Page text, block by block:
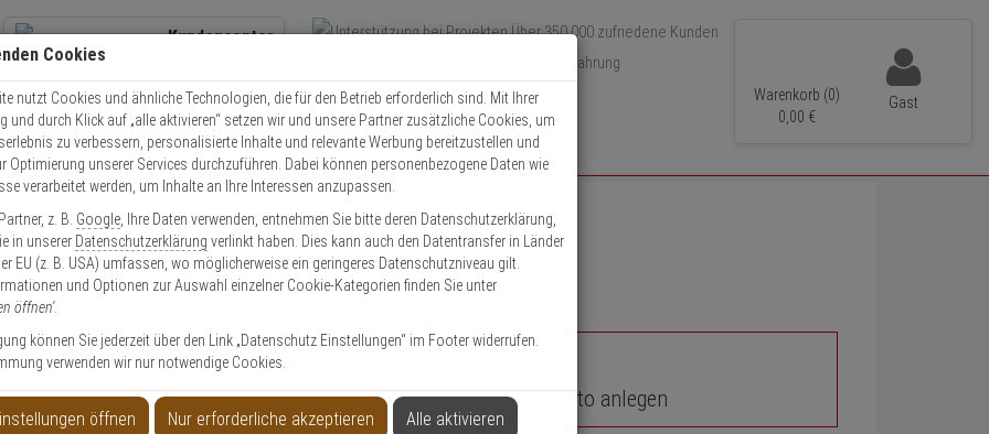
Kundencenter
Kontaktservice nutzen
Mo. - Do.: 8:00 - 16:30 Fr. 8:00 - 14:00 Uhr
Über 350.000 zufriedene Kunden
Über 15 Jahre Erfahrung
Schneller Versand
Warenkorb (0)
0, 00 €
Gast
EXPERT-Security für Privatkunden
Das Beste für Ihre Sicherheit!
anlegen Privatkunden-Konto anlegen
Cookies
nutzt Cookies und ähnliche Technologien, die für den Betrieb erforderlich sind. Mit Ihrer
und durch Klick auf „alle aktivieren“ setzen wir und unsere Partner zusätzliche Cookies, um
zu verbessern, personalisierte Inhalte und relevante Werbung bereitzustellen und
Optimierung unserer Services durchzuführen. Dabei können personenbezogene Daten wie
verarbeitet werden, um Inhalte an Ihre Interessen anzupassen.
z. B. Google , Ihre Daten verwenden, entnehmen Sie bitte deren Datenschutzerklärung,
in unserer Datenschutzerklärung verlinkt haben. Dies kann auch den Datentransfer in Länder
EU (z. B. USA) umfassen, wo möglicherweise ein geringeres Datenschutzniveau gilt.
und Optionen zur Auswahl einzelner Cookie-Kategorien finden Sie unter
öffnen'.
können Sie jederzeit über den Link „Datenschutz Einstellungen“ im Footer widerrufen.
verwenden wir nur notwendige Cookies.
öffnen Nur erforderliche akzeptieren Alle aktivieren